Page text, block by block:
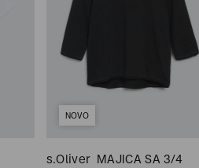
NOVO
s.Oliver MAJICA SA 3/4